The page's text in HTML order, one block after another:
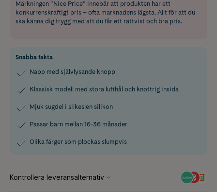
Märkningen “Nice Price” innebär att produkten har ett
konkurrenskraftigt pris – ofta marknadens lägsta. Allt för att du
ska känna dig trygg med att du får ett rättvist och bra pris.
Snabba fakta
Napp med självlysande knopp
Klassisk modell med stora lufthål och knottrig insida
Mjuk sugdel i silkeslen silikon
Passar barn mellan 16-36 månader
Olika färger som plockas slumpvis